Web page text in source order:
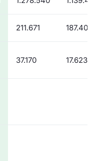
211.671 187.406
37.170 17.623